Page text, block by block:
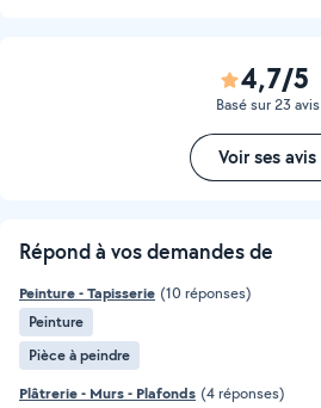
4,7/5
Basé sur 23 avis
Voir ses avis
Répond à vos demandes de
Peinture - Tapisserie (10 réponses)
Peinture
Pièce à peindre
Plâtrerie - Murs - Plafonds (4 réponses)